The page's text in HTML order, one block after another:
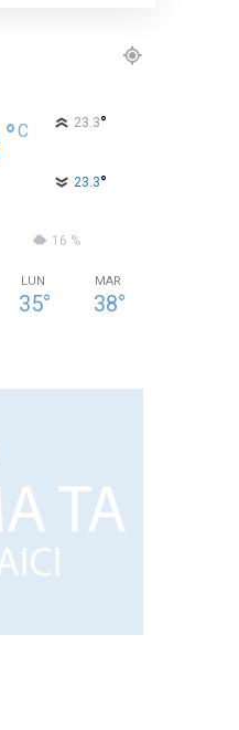
°C 23.3°
23.3°
16 %
LUN
35°
MAR
38°